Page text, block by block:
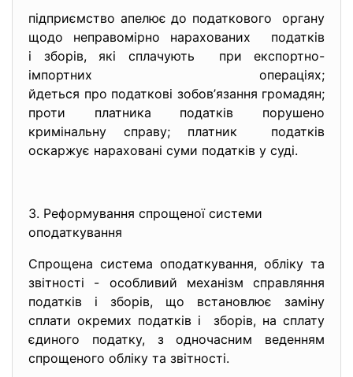
підприємство апелює до податкового органу
щодо неправомірно нарахованих податків
і зборів, які сплачують при експортно-
імпортних операціях;
йдеться про податкові зобов’язання громадян;
проти платника податків порушено
кримінальну справу; платник податків
оскаржує нараховані суми податків у суді.
3. Реформування спрощеної системи
оподаткування
Спрощена система оподаткування, обліку та
звітності - особливий механізм справляння
податків і зборів, що встановлює заміну
сплати окремих податків і зборів, на сплату
єдиного податку, з одночасним веденням
спрощеного обліку та звітності.